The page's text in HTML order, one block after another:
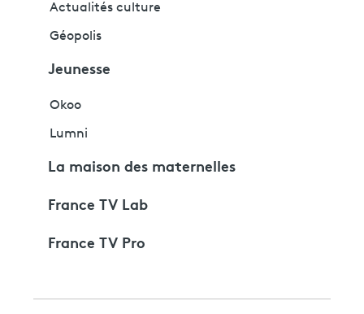
Actualités culture
Géopolis
Jeunesse
Okoo
Lumni
La maison des maternelles
France TV Lab
France TV Pro